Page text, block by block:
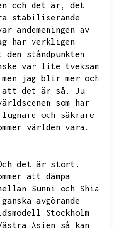
och det är,
det
stabiliserande
andemeningen av
har verkligen
ståndpunkten
var lite tveksam
jag blir mer och
att det är så.
Ju
som har
och säkrare
världen vara.
det är stort.
att dämpa
Sunni och Shia
avgörande
Stockholm
Asien så kan